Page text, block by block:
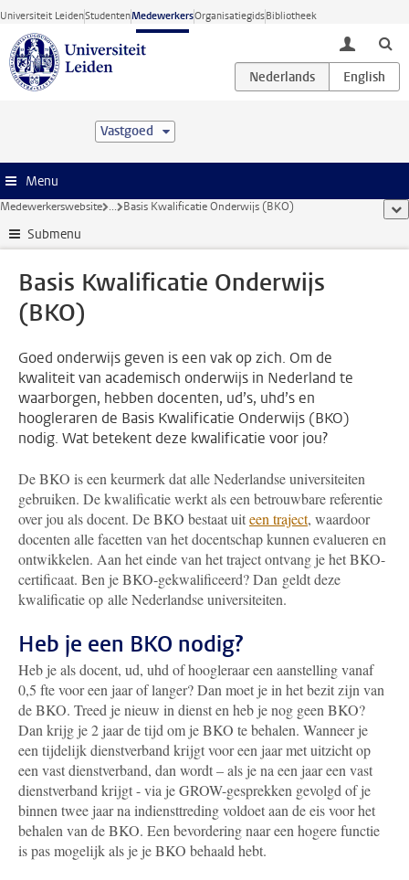
Ga direct naar de inhoud
Universiteit LeidenStudentenMedewerkersOrganisatiegidsBibliotheek
toggle
Vastgoed
Menu
Medewerkerswebsite ... Basis Kwalificatie Onderwijs (BKO)
Submenu
Basis Kwalificatie Onderwijs
(BKO)
Goed onderwijs geven is een vak op zich. Om de
kwaliteit van academisch onderwijs in Nederland te
waarborgen, hebben docenten, ud’s, uhd’s en
hoogleraren de Basis Kwalificatie Onderwijs (BKO)
nodig. Wat betekent deze kwalificatie voor jou?
De BKO is een keurmerk dat alle Nederlandse universiteiten
gebruiken. De kwalificatie werkt als een betrouwbare referentie
over jou als docent. De BKO bestaat uiteen traject, waardoor
docenten alle facetten van het docentschap kunnen evalueren en
ontwikkelen. Aan het einde van het traject ontvang je het BKO-
certificaat. Ben je BKO-gekwalificeerd? Dan geldt deze
kwalificatie op alle Nederlandse universiteiten.
Heb je een BKO nodig?
Heb je als docent, ud, uhd of hoogleraar een aanstelling vanaf
0,5 fte voor een jaar of langer? Dan moet je in het bezit zijn van
de BKO. Treed je nieuw in dienst en heb je nog geen BKO?
Dan krijg je 2 jaar de tijd om je BKO te behalen. Wanneer je
een tijdelijk dienstverband krijgt voor een jaar met uitzicht op
een vast dienstverband, dan wordt – als je na een jaar een vast
dienstverband krijgt - via je GROW-gesprekken gevolgd of je
binnen twee jaar na indiensttreding voldoet aan de eis voor het
behalen van de BKO. Een bevordering naar een hogere functie
is pas mogelijk als je je BKO behaald hebt.